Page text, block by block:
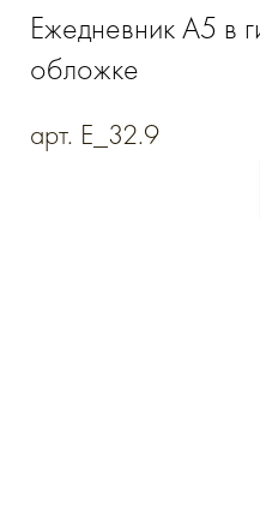
Ежедневник А5 в
обложке
арт. E_32.9